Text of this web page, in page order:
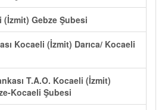
Gebze Şubesi
Kocaeli (İzmit) Darıca/ Kocaeli
T.A.O. Kocaeli (İzmit)
Kocaeli Şubesi